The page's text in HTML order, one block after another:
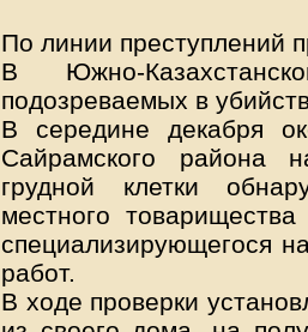
По линии преступлений
В Южно-
подозреваемых в
В середине декабря
Сайрамского района
грудной клетки
местного
специализирующегося
работ.
В ходе проверки